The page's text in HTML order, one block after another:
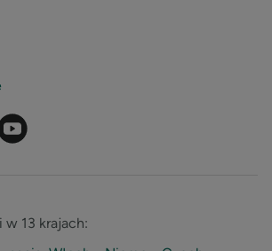
13 krajach: